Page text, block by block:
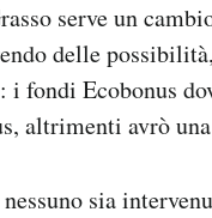
serve un
delle
i fondi Ecobonus
altrimenti avrò
sia